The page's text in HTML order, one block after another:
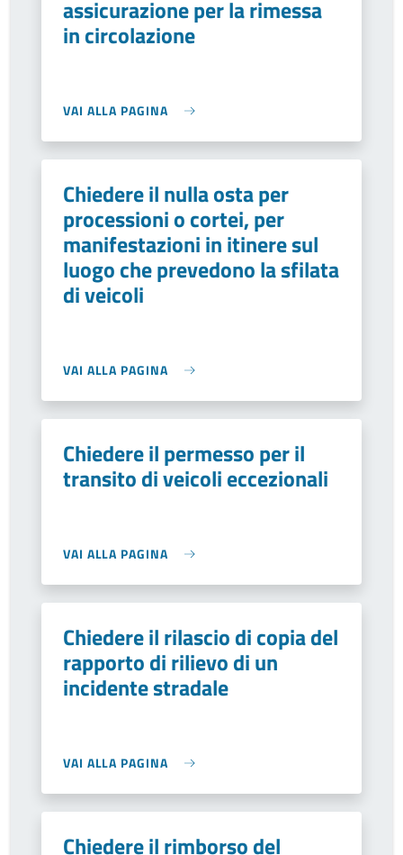
assicurazione per la rimessa
in circolazione
VAI ALLA PAGINA
Chiedere il nulla osta per
processioni o cortei, per
manifestazioni in itinere sul
luogo che prevedono la sfilata
di veicoli
VAI ALLA PAGINA
Chiedere il permesso per il
transito di veicoli eccezionali
VAI ALLA PAGINA
Chiedere il rilascio di copia del
rapporto di rilievo di un
incidente stradale
VAI ALLA PAGINA
Chiedere il rimborso del